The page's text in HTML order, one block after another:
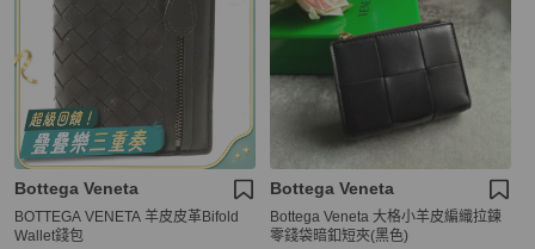
Bottega Veneta
BOTTEGA VENETA 羊皮皮革Bifold
Wallet錢包
Bottega Veneta
Bottega Veneta 大格小羊皮編織拉鍊
零錢袋暗釦短夾(黑色)